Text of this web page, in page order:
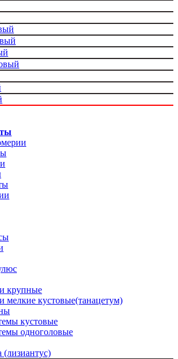
крупные
мелкие кустовые(танацетум)
кустовые
одноголовые
(лизиантус)